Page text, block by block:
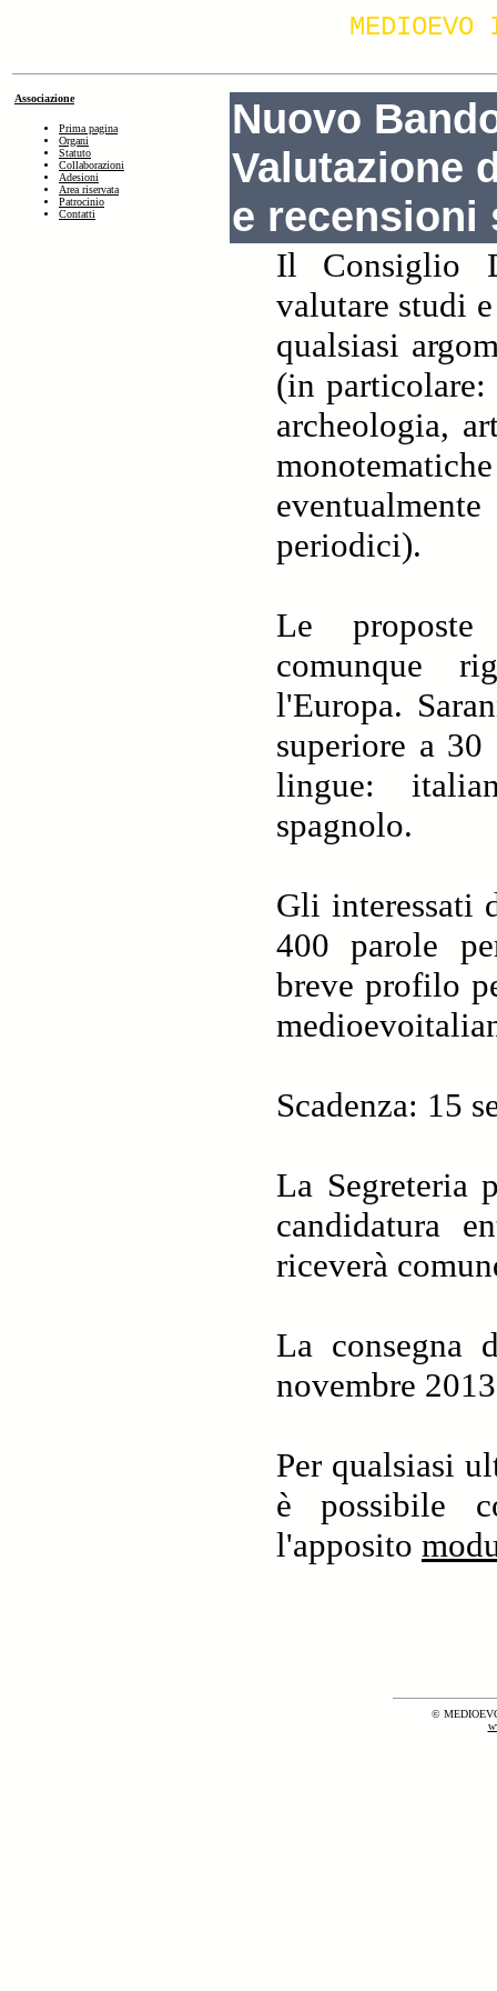
MEDIOEVO
Associazione
Prima pagina
Organi
Statuto
Collaborazioni
Adesioni
Area riservata
Patrocinio
Contatti
Nuovo
Valutazione
e recensioni
Il Consiglio
valutare studi
qualsiasi
(in
archeologia,
periodici).
Le
comunque
l'Europa.
superiore a
lingue:
spagnolo.
Gli interessati
400 parole
breve profilo
Scadenza: 15
La Segreteria
candidatura
riceverà
La consegna
novembre
Per qualsiasi
è possibile
l'apposito
©